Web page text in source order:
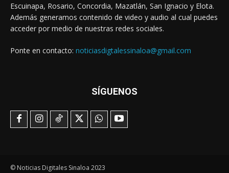
Escuinapa, Rosario, Concordia, Mazatlán, San Ignacio y Elota.
Además generamos contenido de video y audio al cual puedes
acceder por medio de nuestras redes sociales.
Ponte en contacto: noticiasdigtalessinaloa@gmail.com
SÍGUENOS
© Noticias Digitales Sinaloa 2023